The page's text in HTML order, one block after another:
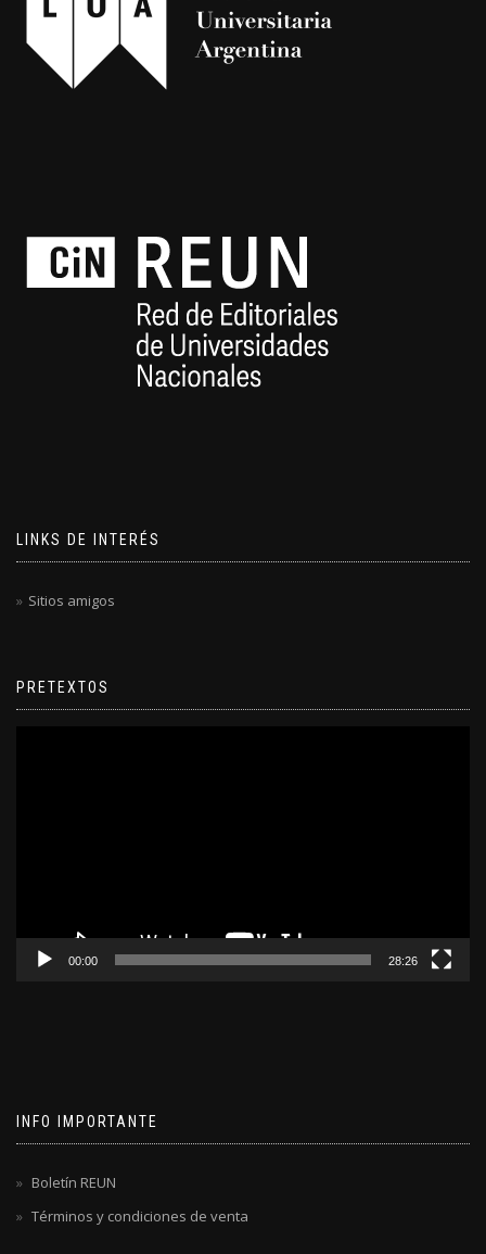
LINKS DE INTERÉS
Sitios amigos
PRETEXTOS
00:00 28:26
INFO IMPORTANTE
Boletín REUN
Términos y condiciones de venta